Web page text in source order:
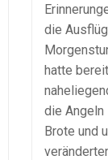
die
hatte
die Angeln
Brote und